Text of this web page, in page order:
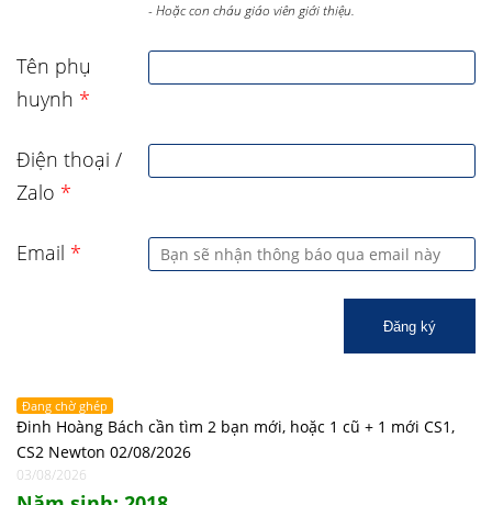
- Hoặc con cháu giáo viên giới thiệu.
Tên phụ
huynh *
Điện thoại /
Zalo *
Email *
Đăng ký
Đang chờ ghép
Đinh Hoàng Bách cần tìm 2 bạn mới, hoặc 1 cũ + 1 mới CS1,
CS2 Newton 02/08/2026
03/08/2026